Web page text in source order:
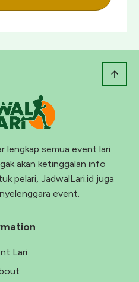
lengkap semua event lari
akan ketinggalan info
pelari, JadwalLari.id juga
event.
Lari